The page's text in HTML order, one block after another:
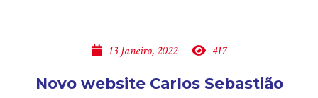
13 Janeiro, 2022 417
Novo website Carlos Sebastião